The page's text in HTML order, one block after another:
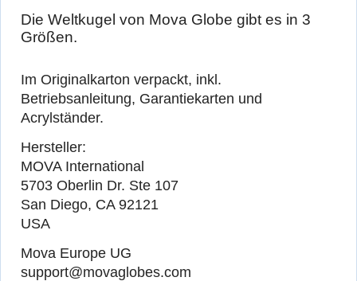
Die Weltkugel von Mova Globe gibt es in 3
Größen.
Im Originalkarton verpackt, inkl.
Betriebsanleitung, Garantiekarten und
Acrylständer.
Hersteller:
MOVA International
5703 Oberlin Dr. Ste 107
San Diego, CA 92121
USA
Mova Europe UG
support@movaglobes.com